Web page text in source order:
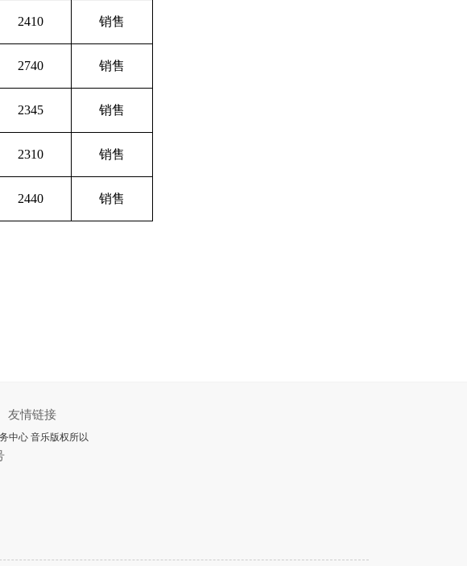
2410 销售
2740 销售
2345 销售
2310 销售
2440 销售
友情链接
中心 音乐版权所以